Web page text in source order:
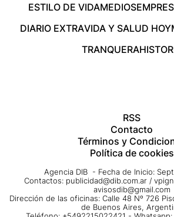
ESTILO DE VIDAMEDIOS
DIARIO EXTRAVIDA Y SALUD HOY
TRANQUERA
RSS
Contacto
Términos y
Política de cookies
Agencia DIB - Fecha de Inicio:
Contactos: publicidad@dib.com.ar /
avisosdib@gmail.com
Dirección de las oficinas: Calle 48 Nº 726
de Buenos Aires,